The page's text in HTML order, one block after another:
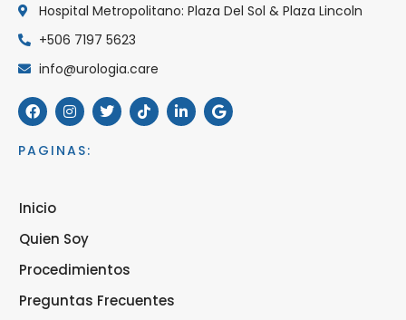
Hospital Metropolitano: Plaza Del Sol & Plaza Lincoln
+506 7197 5623
info@urologia.care
PAGINAS:
Inicio
Quien Soy
Procedimientos
Preguntas Frecuentes